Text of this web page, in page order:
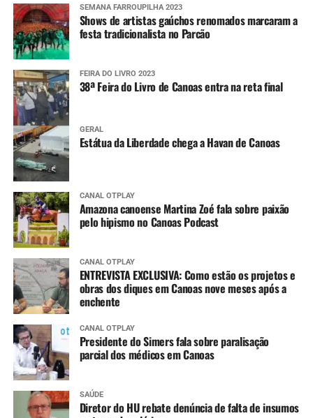
SEMANA FARROUPILHA 2023
Shows de artistas gaúchos renomados marcaram a
festa tradicionalista no Parcão
FEIRA DO LIVRO 2023
38ª Feira do Livro de Canoas entra na reta final
GERAL
Estátua da Liberdade chega a Havan de Canoas
CANAL OTPLAY
Amazona canoense Martina Zoé fala sobre paixão
pelo hipismo no Canoas Podcast
CANAL OTPLAY
ENTREVISTA EXCLUSIVA: Como estão os projetos e
obras dos diques em Canoas nove meses após a
enchente
CANAL OTPLAY
Presidente do Simers fala sobre paralisação
parcial dos médicos em Canoas
SAÚDE
Diretor do HU rebate denúncia de falta de insumos